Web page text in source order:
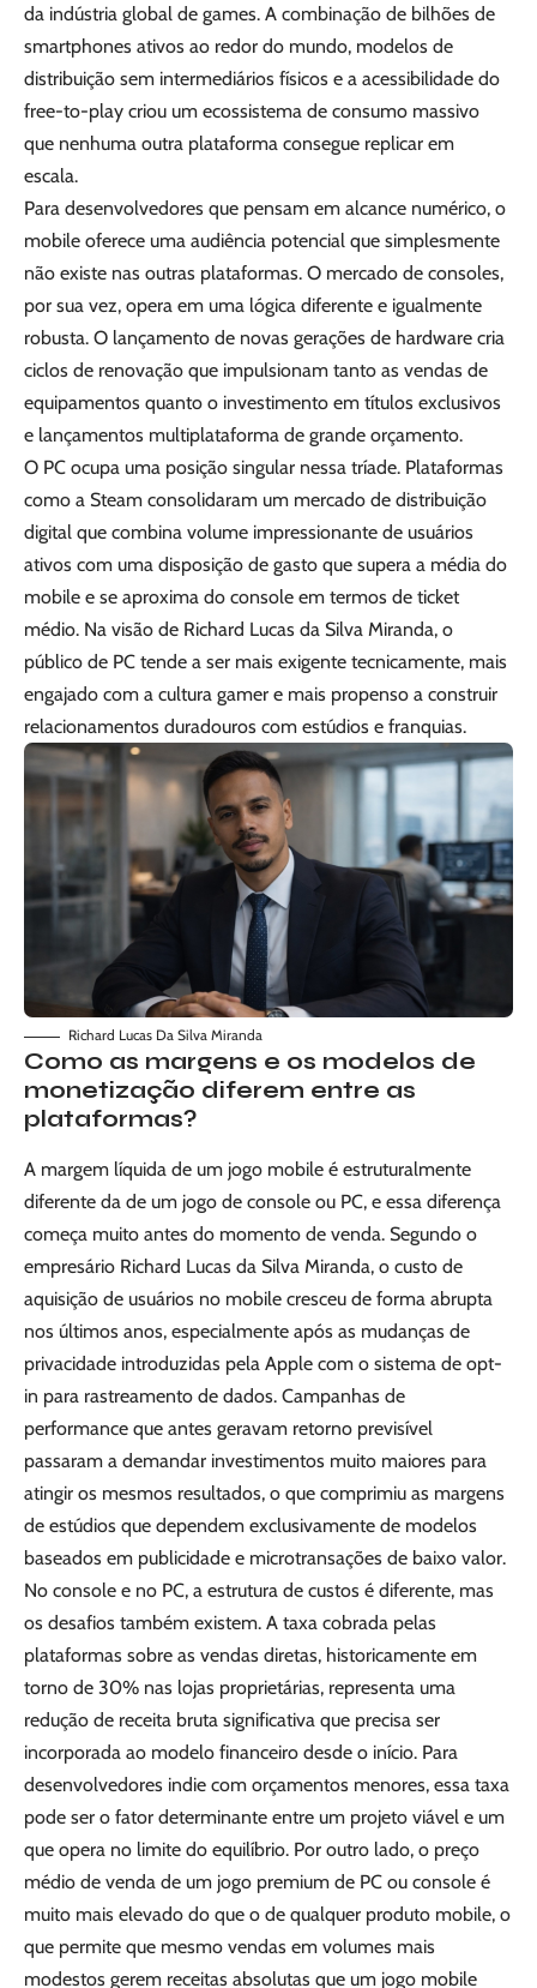
da indústria global de games. A combinação de bilhões de
smartphones ativos ao redor do mundo, modelos de
distribuição sem intermediários físicos e a acessibilidade do
free-to-play criou um ecossistema de consumo massivo
que nenhuma outra plataforma consegue replicar em
escala.
Para desenvolvedores que pensam em alcance numérico, o
mobile oferece uma audiência potencial que simplesmente
não existe nas outras plataformas. O mercado de consoles,
por sua vez, opera em uma lógica diferente e igualmente
robusta. O lançamento de novas gerações de hardware cria
ciclos de renovação que impulsionam tanto as vendas de
equipamentos quanto o investimento em títulos exclusivos
e lançamentos multiplataforma de grande orçamento.
O PC ocupa uma posição singular nessa tríade. Plataformas
como a Steam consolidaram um mercado de distribuição
digital que combina volume impressionante de usuários
ativos com uma disposição de gasto que supera a média do
mobile e se aproxima do console em termos de ticket
médio. Na visão de Richard Lucas da Silva Miranda, o
público de PC tende a ser mais exigente tecnicamente, mais
engajado com a cultura gamer e mais propenso a construir
relacionamentos duradouros com estúdios e franquias.
Richard Lucas Da Silva Miranda
Como as margens e os modelos de
monetização diferem entre as
plataformas?
A margem líquida de um jogo mobile é estruturalmente
diferente da de um jogo de console ou PC, e essa diferença
começa muito antes do momento de venda. Segundo o
empresário Richard Lucas da Silva Miranda, o custo de
aquisição de usuários no mobile cresceu de forma abrupta
nos últimos anos, especialmente após as mudanças de
privacidade introduzidas pela Apple com o sistema de opt-
in para rastreamento de dados. Campanhas de
performance que antes geravam retorno previsível
passaram a demandar investimentos muito maiores para
atingir os mesmos resultados, o que comprimiu as margens
de estúdios que dependem exclusivamente de modelos
baseados em publicidade e microtransações de baixo valor.
No console e no PC, a estrutura de custos é diferente, mas
os desafios também existem. A taxa cobrada pelas
plataformas sobre as vendas diretas, historicamente em
torno de 30% nas lojas proprietárias, representa uma
redução de receita bruta significativa que precisa ser
incorporada ao modelo financeiro desde o início. Para
desenvolvedores indie com orçamentos menores, essa taxa
pode ser o fator determinante entre um projeto viável e um
que opera no limite do equilíbrio. Por outro lado, o preço
médio de venda de um jogo premium de PC ou console é
muito mais elevado do que o de qualquer produto mobile, o
que permite que mesmo vendas em volumes mais
modestos gerem receitas absolutas que um jogo mobile